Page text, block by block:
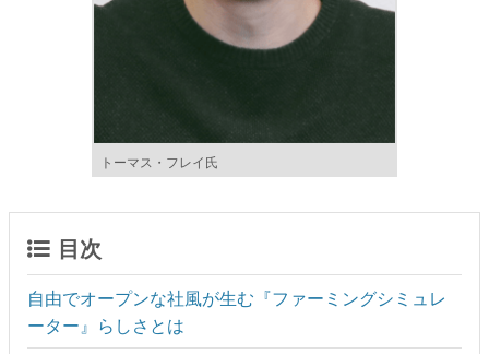
トーマス・フレイ氏
目次
自由でオープンな社風が生む『ファーミングシミュレ
ーター』らしさとは